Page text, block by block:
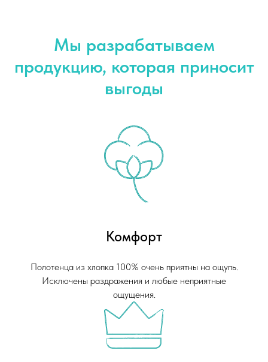
Мы разрабатываем
продукцию, которая приносит
выгоды
Комфорт
Полотенца из хлопка 100% очень приятны на ощупь.
Исключены раздражения и любые неприятные
ощущения.